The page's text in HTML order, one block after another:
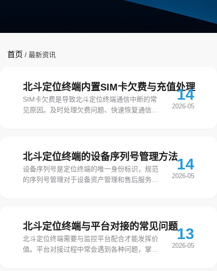
首页 / 最新资讯
北斗定位终端内置SIM卡欠费与充值处理
SIM卡欠费是导致北斗定位终端通信中断的常
见原因。及时处理欠费问题、快速恢复通信服
14
2026-05
北斗定位终端的设备序列号管理方法
设备序列号是定位终端的唯一身份标识，规范
的序列号管理对于设备资产管理和售后服务都
14
2026-05
北斗定位终端与平台对接的常见问题
北斗定位终端需要与监控平台配合才能发挥价
值。平台对接过程中常会遇到各种问题，掌握
13
2026-05